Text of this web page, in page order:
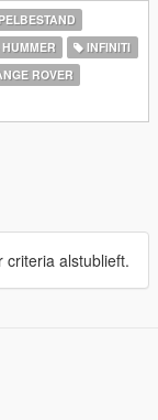
INFINITI
ROVER
criteria alstublieft.